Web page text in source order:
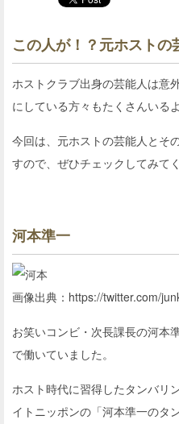
この人が！？元ホストの
ホストクラブ出身の芸能人は意
にしている方々もたくさんいるよ
今回は、元ホストの芸能人とそ
すので、ぜひチェックしてみてく
河本準一
画像出典：https://twitter.com/
お笑いコンビ・次長課長の河本
で働いていました。
ホスト時代に習得したタンバリ
イトニッポンの「河本準一のタ